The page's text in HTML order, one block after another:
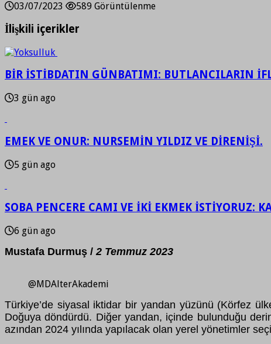
03/07/2023 589 Görüntülenme
İlişkili içerikler
BİR İSTİBDATIN GÜNBATIMI: BUTLANCILARIN
3 gün ago
EMEK VE ONUR: NURSEMİN YILDIZ VE DİRENİŞİ.
5 gün ago
SOBA PENCERE CAMI VE İKİ EKMEK İSTİYORUZ:
6 gün ago
Mustafa Durmuş / 2 Temmuz 2023
@MDAlterAkademi
Türkiye’de siyasal iktidar bir yandan yüzünü (Körfez
Doğuya döndürdü. Diğer yandan, içinde bulunduğu
azından 2024 yılında yapılacak olan yerel yönetimler